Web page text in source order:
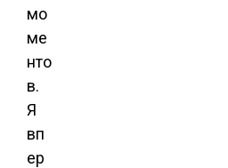
мо
ме
нто
в.
Я
вп
ер